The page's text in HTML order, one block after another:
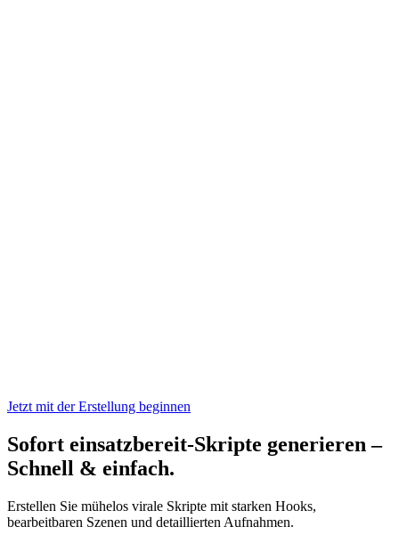
Jetzt mit der Erstellung beginnen
Sofort einsatzbereit-Skripte generieren –
Schnell & einfach.
Erstellen Sie mühelos virale Skripte mit starken Hooks,
bearbeitbaren Szenen und detaillierten Aufnahmen.